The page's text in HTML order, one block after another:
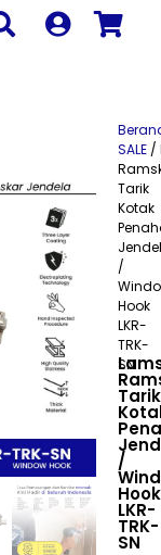
SALE /
Tarik
Kotak
/
Hook
LKR-
TRK-
SN
Tarik
/
Hook
LKR-
TRK-
SN